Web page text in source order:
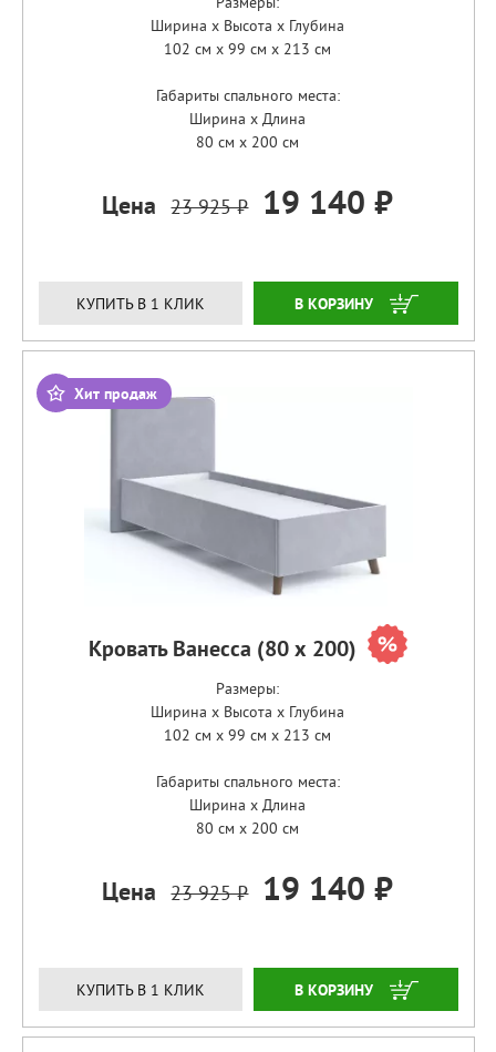
Ширина x Высота x Глубина
102 см x 99 см x 213 см
Габариты спального места:
Ширина x Длина
80 см x 200 см
Цена 23 925 ₽ 19 140 ₽
КУПИТЬ В 1 КЛИК ЗАКАЗАТЬ
Хит продаж
Кровать Ванесса (80 х 200)
Размеры:
Ширина x Высота x Глубина
102 см x 99 см x 213 см
Габариты спального места:
Ширина x Длина
80 см x 200 см
Цена 23 925 ₽ 19 140 ₽
КУПИТЬ В 1 КЛИК ЗАКАЗАТЬ